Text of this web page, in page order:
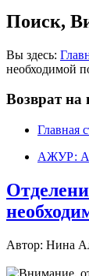
Поиск,
Вы здесь:
необходимой
Возврат
АЖУР:
Автор: Нина